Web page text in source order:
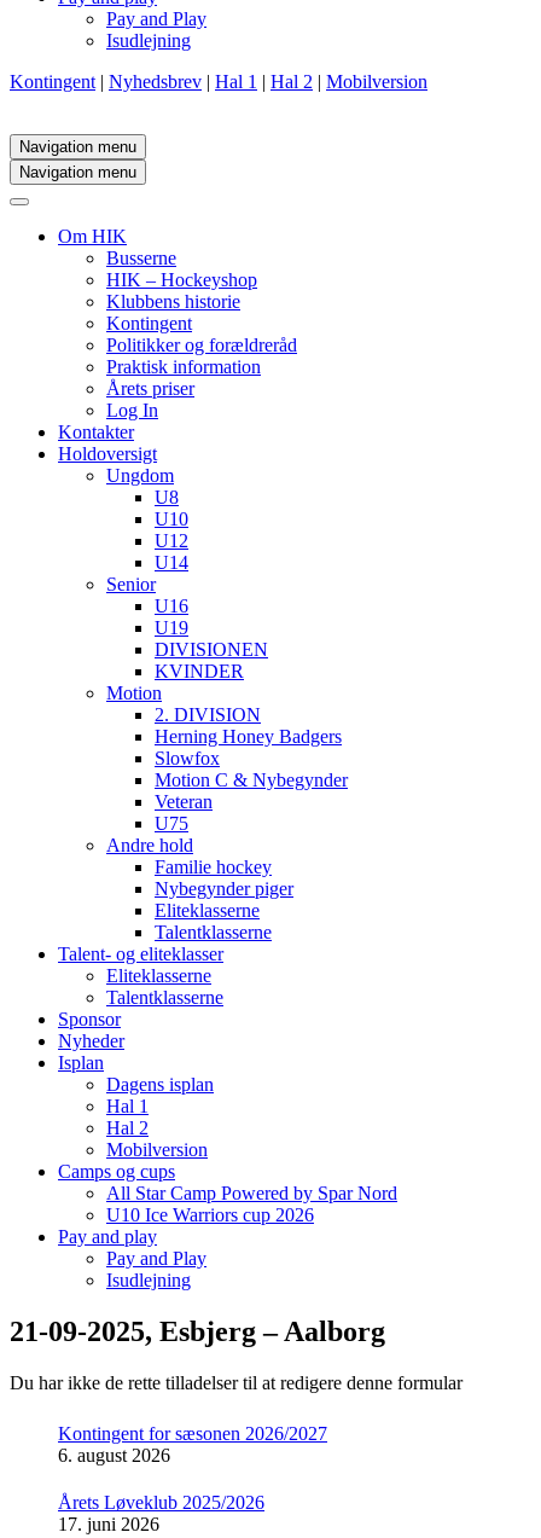
Pay and Play
Isudlejning
Kontingent | Nyhedsbrev | Hal 1 | Hal 2 | Mobilversion
Navigation menu
Navigation menu
Om HIK
Busserne
HIK – Hockeyshop
Klubbens historie
Kontingent
Politikker og forældreråd
Praktisk information
Årets priser
Log In
Kontakter
Holdoversigt
Ungdom
U8
U10
U12
U14
Senior
U16
U19
DIVISIONEN
KVINDER
Motion
2. DIVISION
Herning Honey Badgers
Slowfox
Motion C & Nybegynder
Veteran
U75
Andre hold
Familie hockey
Nybegynder piger
Eliteklasserne
Talentklasserne
Talent- og eliteklasser
Eliteklasserne
Talentklasserne
Sponsor
Nyheder
Isplan
Dagens isplan
Hal 1
Hal 2
Mobilversion
Camps og cups
All Star Camp Powered by Spar Nord
U10 Ice Warriors cup 2026
Pay and play
Pay and Play
Isudlejning
21-09-2025, Esbjerg – Aalborg
Du har ikke de rette tilladelser til at redigere denne formular
Kontingent for sæsonen 2026/2027
6. august 2026
Årets Løveklub 2025/2026
17. juni 2026